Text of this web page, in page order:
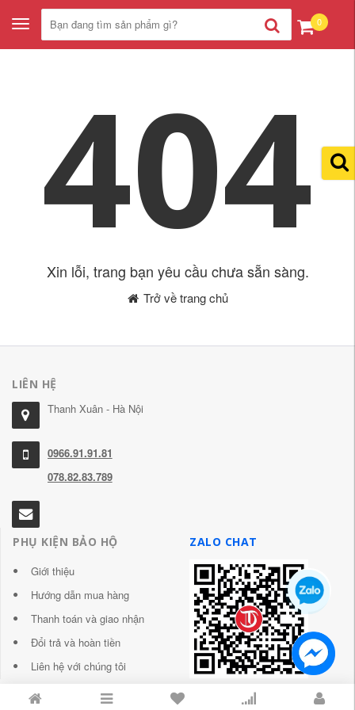
Toggle
navigation
0
404
Xin lỗi, trang bạn yêu cầu chưa sẵn sàng.
Trở về trang chủ
LIÊN HỆ
Thanh Xuân - Hà Nội
0966.91.91.81
078.82.83.789
PHỤ KIỆN BẢO HỘ
Giới thiệu
Hướng dẫn mua hàng
Thanh toán và giao nhận
Đổi trả và hoàn tiền
Liên hệ với chúng tôi
ZALO CHAT